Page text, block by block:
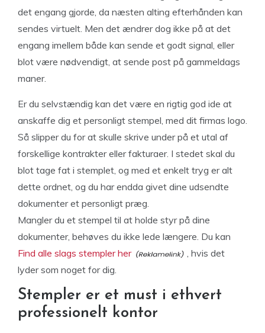
det engang gjorde, da næsten alting efterhånden kan
sendes virtuelt. Men det ændrer dog ikke på at det
engang imellem både kan sende et godt signal, eller
blot være nødvendigt, at sende post på gammeldags
maner.
Er du selvstændig kan det være en rigtig god ide at
anskaffe dig et personligt stempel, med dit firmas logo.
Så slipper du for at skulle skrive under på et utal af
forskellige kontrakter eller fakturaer. I stedet skal du
blot tage fat i stemplet, og med et enkelt tryg er alt
dette ordnet, og du har endda givet dine udsendte
dokumenter et personligt præg.
Mangler du et stempel til at holde styr på dine
dokumenter, behøves du ikke lede længere. Du kan
Find alle slags stempler her
, hvis det
lyder som noget for dig.
Stempler er et must i ethvert
professionelt kontor